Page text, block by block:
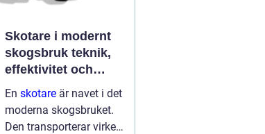
Skotare i modernt
skogsbruk teknik,
effektivitet och
hållbarhet
En skotare är navet i det
moderna skogsbruket.
Den transporterar virke